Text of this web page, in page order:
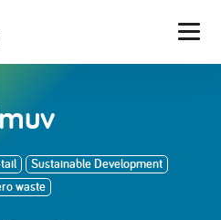
Sustainable Development
waste